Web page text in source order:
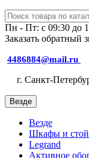
Пн - Пт: с 09:30 до
Заказать обратный
4486884@mail.ru
г. Санкт-
Везде
Везде
Шкафы и
Legrand
Активное